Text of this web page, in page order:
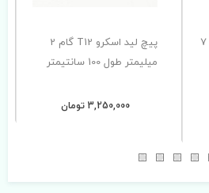
پیچ لید اسکرو قطر 40 گام 7
پیچ لید اسکرو T12 گام 2
میلیمتر طول 100 سانتیمتر
3,250,000 تومان